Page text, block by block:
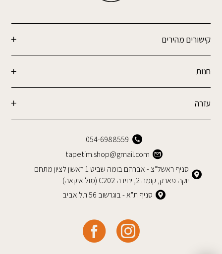
קישורים מהירים
חנות
עזרה
054-6988559
tapetim.shop@gmail.com
סניף ראשל"צ - אברהם בומה שביט 1 ראשון לציון מתחם
יוקה פארק, קומה 2, יחידה C202 (מול איקאה)
סניף ת"א - בוגרשוב 56 תל אביב